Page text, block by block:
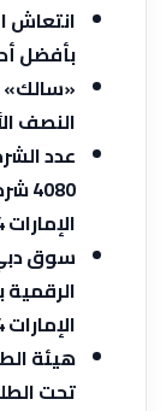
انتعاش
بأفضل أداء منذ 4 أشهر
النصف الأول من
عدد
الإمارات 24
سوق
الإمارات 24
هيئة
تحت الطلب إلى 20 منطقة